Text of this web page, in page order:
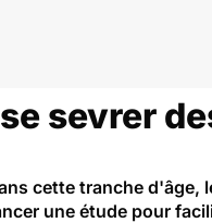
sevrer
cette tranche d'âge,
une étude pour